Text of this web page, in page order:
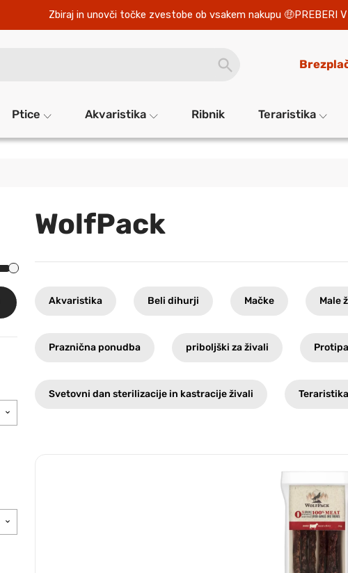
Zbiraj in unovči točke zvestobe ob vsakem nakupu PREBERI
BUTTON
Ptice Akvaristika Ribnik Teraristika
WolfPack
Akvaristika Beli dihurji Mačke Male
Praznična ponudba priboljški za živali
Svetovni dan sterilizacije in kastracije živali Teraristika